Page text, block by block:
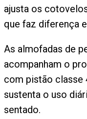
ajusta os
que faz diferença
As almofadas de
acompanham o
com pistão classe
sustenta o uso
sentado.